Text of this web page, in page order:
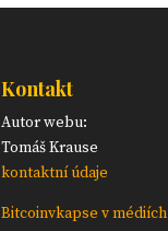
Kontakt
Autor webu:
Tomáš Krause
kontaktní údaje
Bitcoinvkapse v médiích